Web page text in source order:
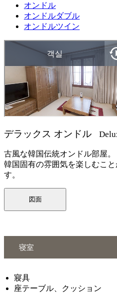
オンドル
オンドルダブル
オンドルツイン
デラックス オンドル
古風な韓国伝統オンドル部屋。
韓国固有の雰囲気を楽しむこ
す。
図面
寝室
寢具
座テーブル、クッション